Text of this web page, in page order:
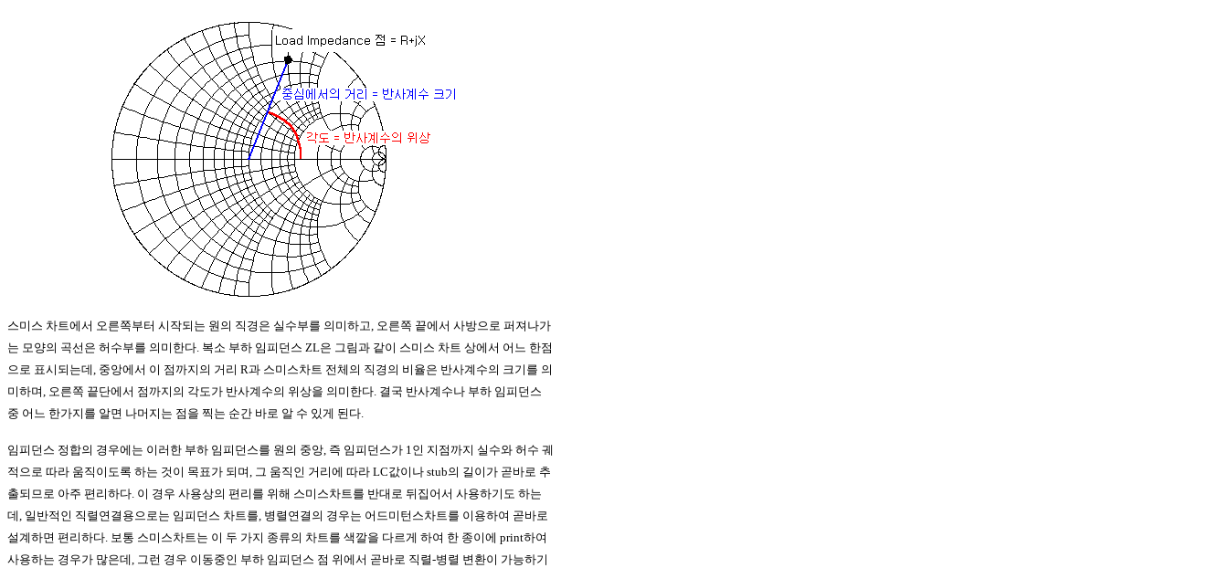
스미스 차트에서 오른쪽부터 시작되는 원의 직경은 실수부를 의미하고, 오른쪽 끝에서 사방으로 퍼져나가
는 모양의 곡선은 허수부를 의미한다. 복소 부하 임피던스 ZL은 그림과 같이 스미스 차트 상에서 어느 한점
으로 표시되는데, 중앙에서 이 점까지의 거리 R과 스미스차트 전체의 직경의 비율은 반사계수의 크기를 의
미하며, 오른쪽 끝단에서 점까지의 각도가 반사계수의 위상을 의미한다. 결국 반사계수나 부하 임피던스
중 어느 한가지를 알면 나머지는 점을 찍는 순간 바로 알 수 있게 된다.
임피던스 정합의 경우에는 이러한 부하 임피던스를 원의 중앙, 즉 임피던스가 1인 지점까지 실수와 허수 궤
적으로 따라 움직이도록 하는 것이 목표가 되며, 그 움직인 거리에 따라 LC값이나 stub의 길이가 곧바로 추
출되므로 아주 편리하다. 이 경우 사용상의 편리를 위해 스미스차트를 반대로 뒤집어서 사용하기도 하는
데, 일반적인 직렬연결용으로는 임피던스 차트를, 병렬연결의 경우는 어드미턴스차트를 이용하여 곧바로
설계하면 편리하다. 보통 스미스차트는 이 두 가지 종류의 차트를 색깔을 다르게 하여 한 종이에 print하여
사용하는 경우가 많은데, 그런 경우 이동중인 부하 임피던스 점 위에서 곧바로 직렬-병렬 변환이 가능하기